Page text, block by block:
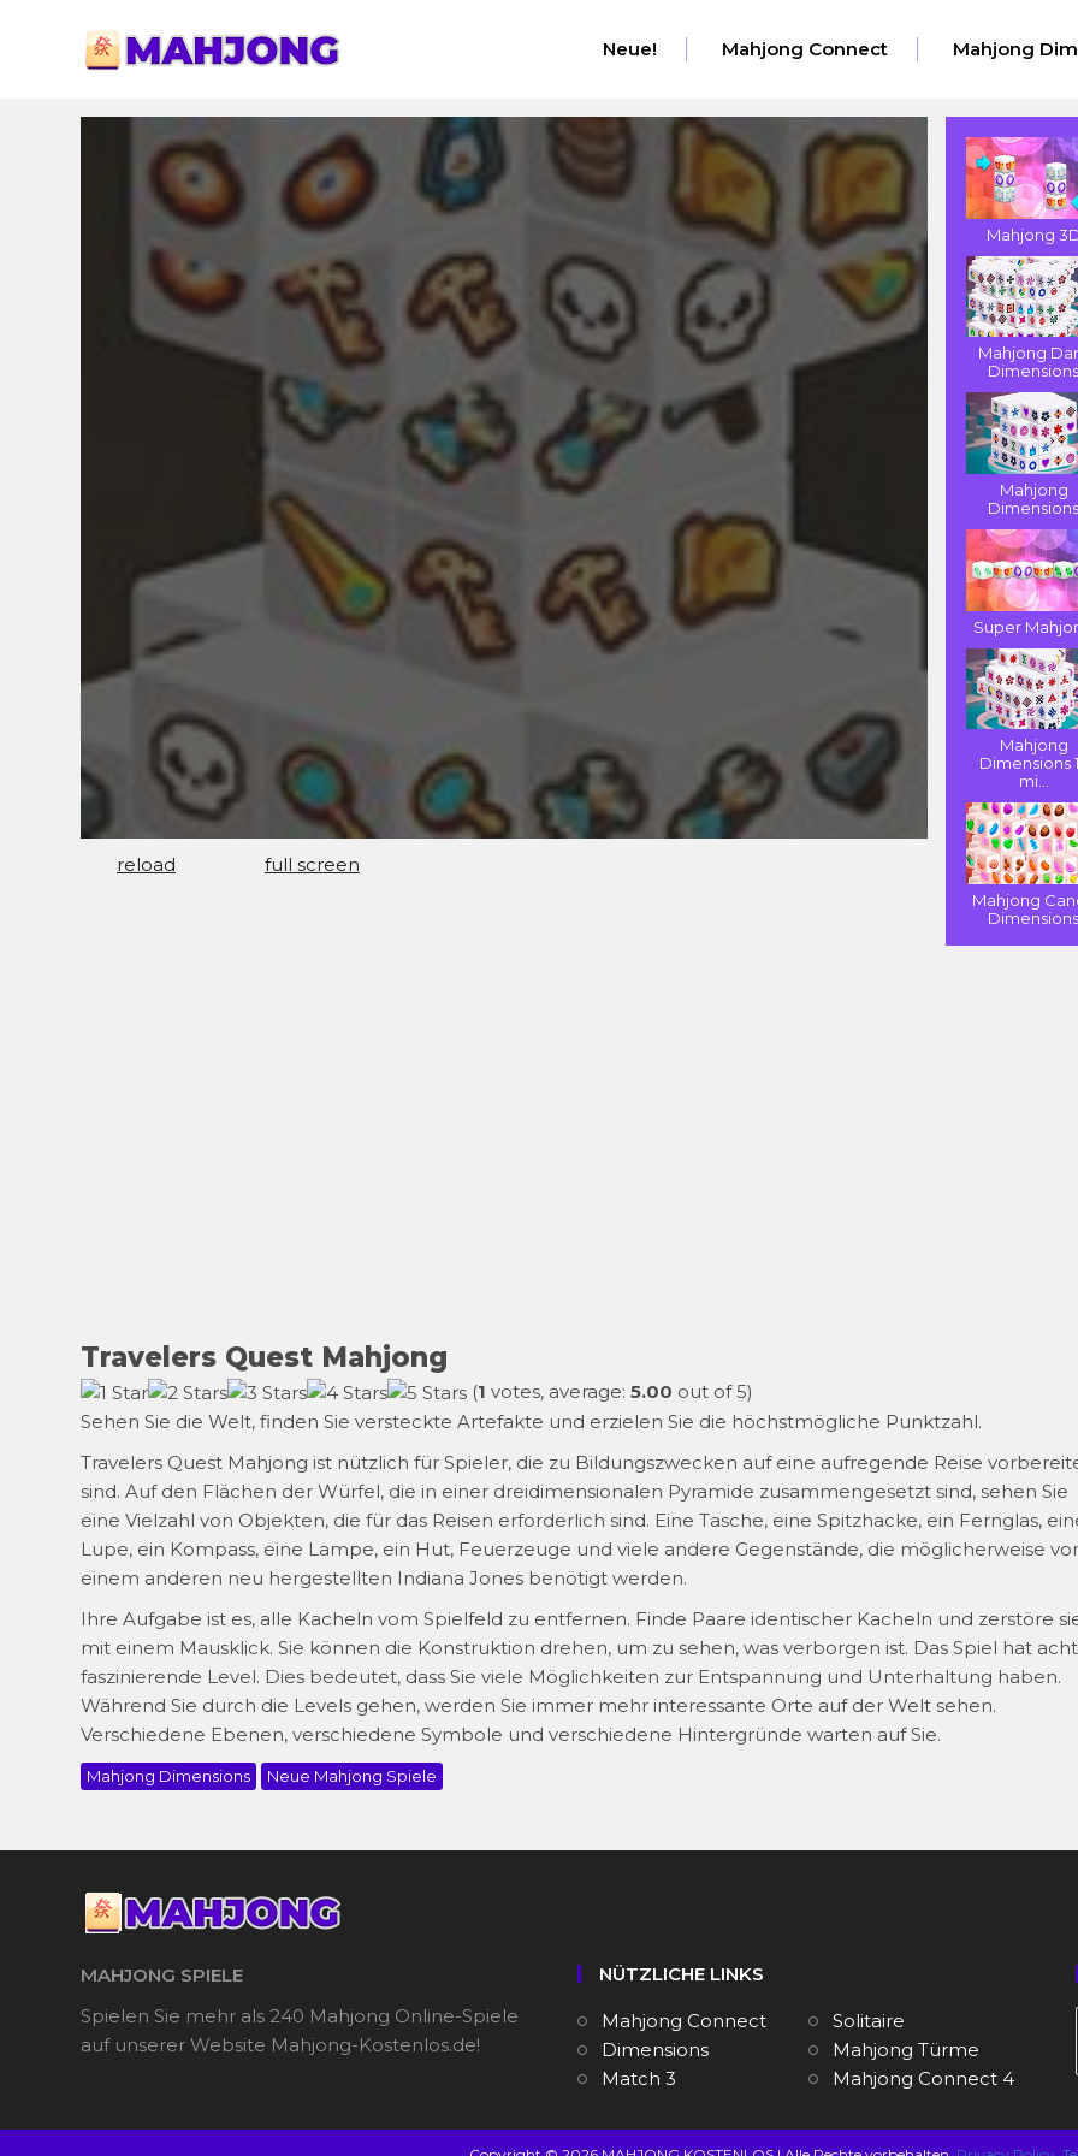
Neue! Mahjong Connect Mahjong
reload full screen
Mahjong
Mahjong
Dimensions
Mahjong
Dimensions
Super
Mahjong
Dimensions
mi...
Mahjong
Dimensions
Travelers Quest Mahjong
(1 votes, average: 5.00 out of 5)
Sehen Sie die Welt, finden Sie versteckte Artefakte und erzielen Sie die höchstmögliche Punktzahl.
Travelers Quest Mahjong ist nützlich für Spieler, die zu Bildungszwecken auf eine aufregende Reise
sind. Auf den Flächen der Würfel, die in einer dreidimensionalen Pyramide zusammengesetzt sind, sehen Sie
eine Vielzahl von Objekten, die für das Reisen erforderlich sind. Eine Tasche, eine Spitzhacke, ein Fernglas,
Lupe, ein Kompass, eine Lampe, ein Hut, Feuerzeuge und viele andere Gegenstände, die möglicherweise
einem anderen neu hergestellten Indiana Jones benötigt werden.
Ihre Aufgabe ist es, alle Kacheln vom Spielfeld zu entfernen. Finde Paare identischer Kacheln und zerstöre
mit einem Mausklick. Sie können die Konstruktion drehen, um zu sehen, was verborgen ist. Das Spiel hat
faszinierende Level. Dies bedeutet, dass Sie viele Möglichkeiten zur Entspannung und Unterhaltung haben.
Während Sie durch die Levels gehen, werden Sie immer mehr interessante Orte auf der Welt sehen.
Verschiedene Ebenen, verschiedene Symbole und verschiedene Hintergründe warten auf Sie.
Mahjong Dimensions Neue Mahjong Spiele
MAHJONG SPIELE
Spielen Sie mehr als 240 Mahjong Online-Spiele
auf unserer Website Mahjong-Kostenlos.de!
NÜTZLICHE LINKS
Mahjong Connect
Solitaire
Dimensions
Mahjong Türme
Match 3
Mahjong Connect 4